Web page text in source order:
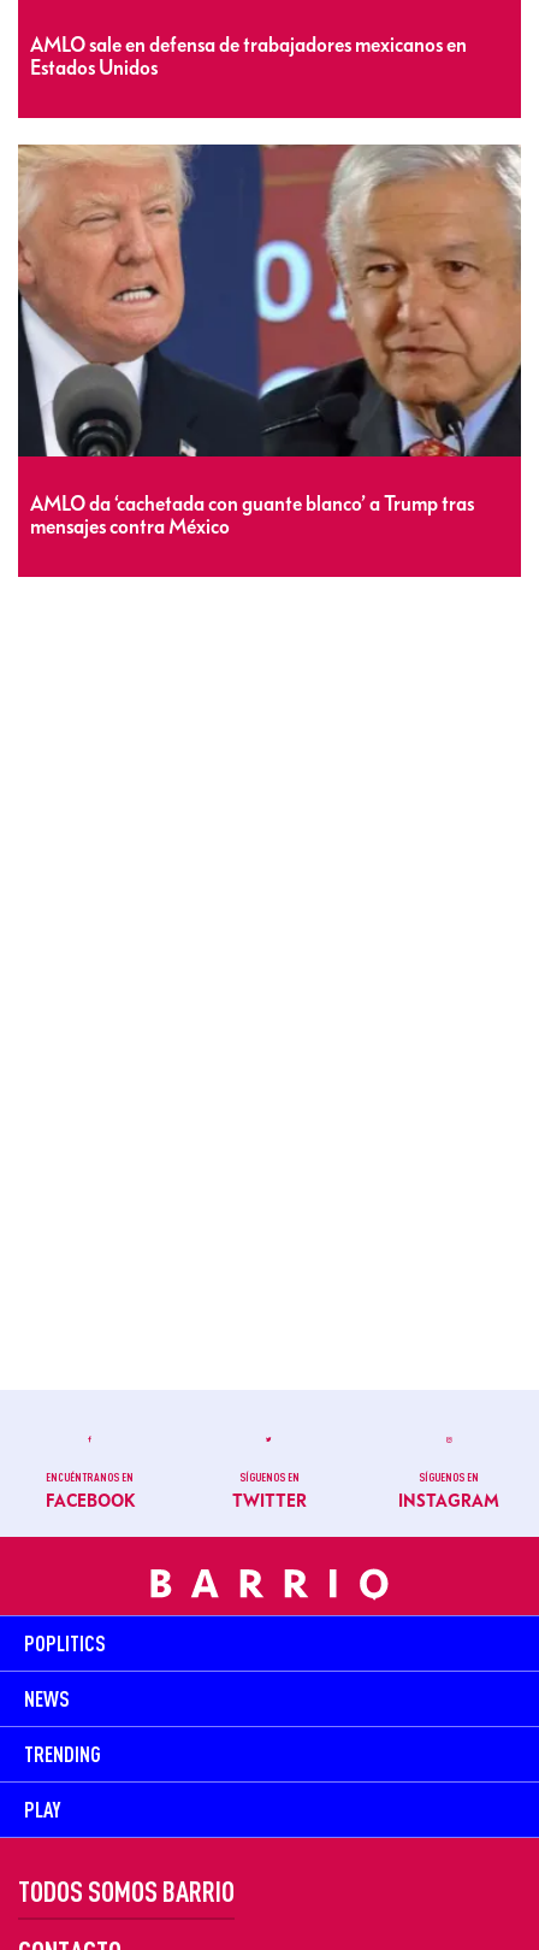
AMLO sale en defensa de trabajadores mexicanos en
Estados Unidos
AMLO da ‘cachetada con guante blanco’ a Trump tras
mensajes contra México
ENCUÉNTRANOS EN
FACEBOOK
SÍGUENOS EN
TWITTER
SÍGUENOS EN
INSTAGRAM
POPLITICS
NEWS
TRENDING
PLAY
TODOS SOMOS BARRIO